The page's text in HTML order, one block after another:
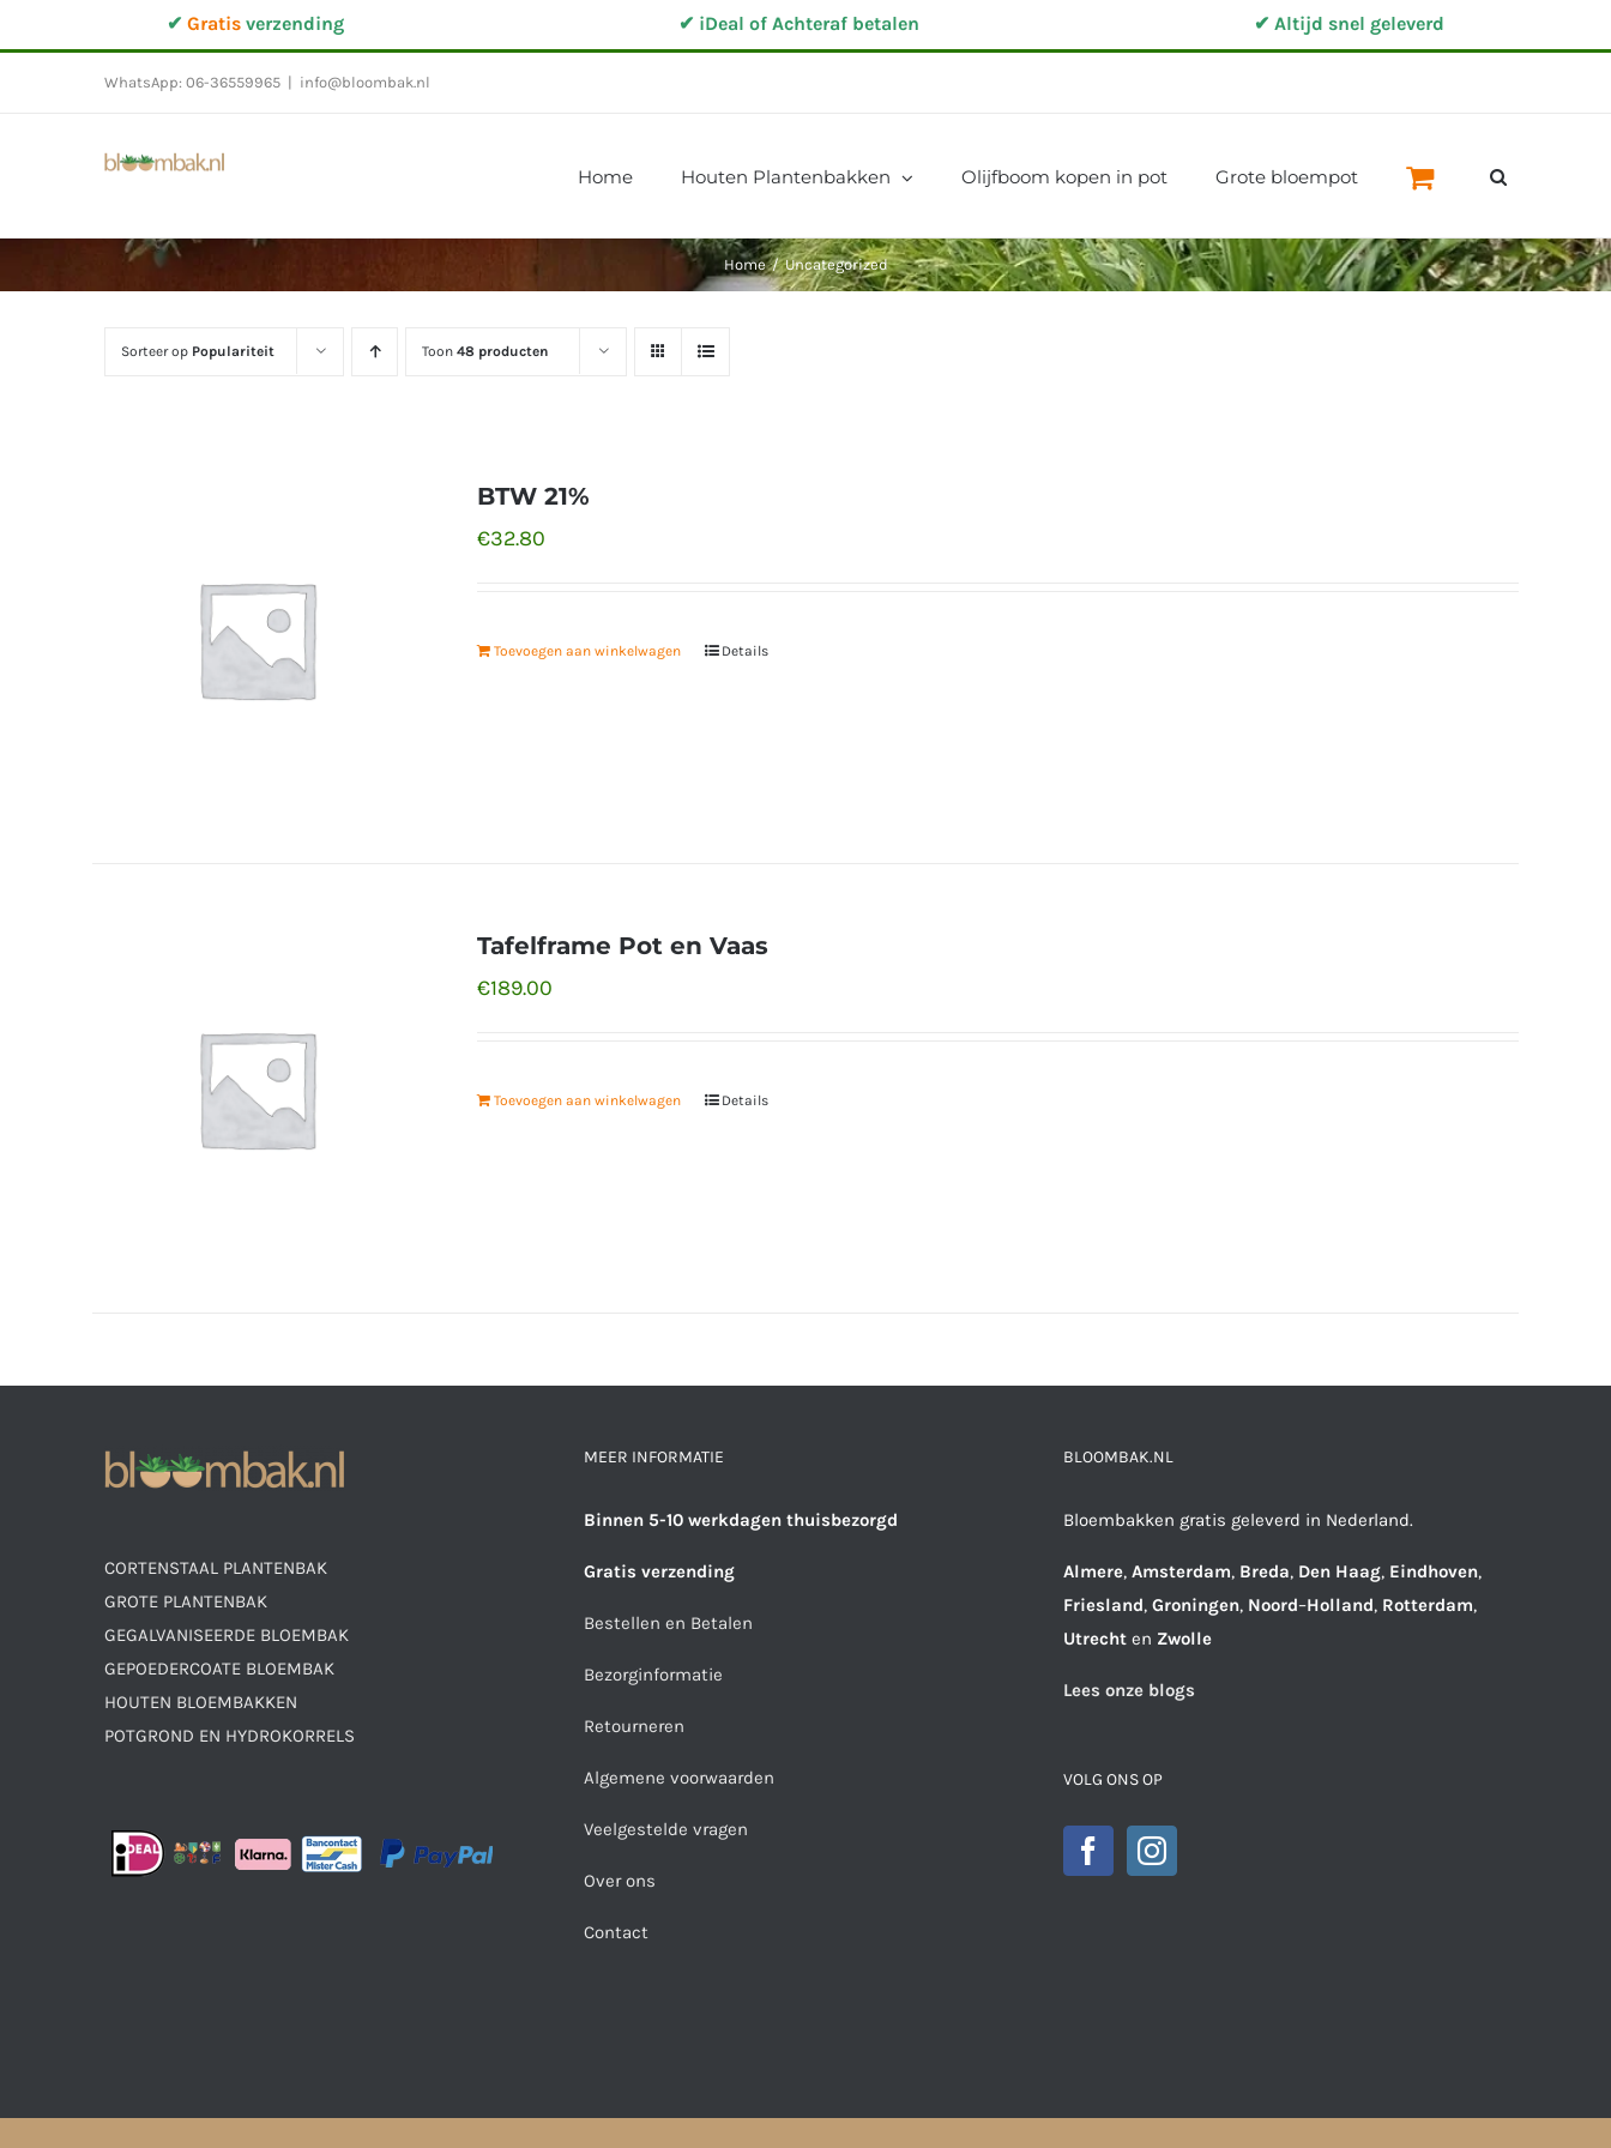
naar
✔Gratisverzending ✔ iDeal of Achteraf betalen ✔ Altijd snel geleverd
WhatsApp: 06-36559965 info@bloombak.nl
Home Houten Plantenbakken Olijfboom kopen in pot Grote bloempot
Home / Uncategorized
Sorteer op Populariteit Toon 48 producten
BTW 21%
€32.80
Toevoegen aan winkelwagen Details
Tafelframe Pot en Vaas
€189.00
Toevoegen aan winkelwagen Details
CORTENSTAAL PLANTENBAK
GROTE PLANTENBAK
GEGALVANISEERDE BLOEMBAK
GEPOEDERCOATE BLOEMBAK
HOUTEN BLOEMBAKKEN
POTGROND EN HYDROKORRELS
MEER INFORMATIE
Binnen 5-10 werkdagen thuisbezorgd
Gratis verzending
Bestellen en Betalen
Bezorginformatie
Retourneren
Algemene voorwaarden
Veelgestelde vragen
Over ons
Contact
BLOOMBAK.NL
Bloembakken gratis geleverd in Nederland.
Almere, Amsterdam, Breda, Den Haag, Eindhoven,
Friesland, Groningen, Noord–Holland, Rotterdam,
Utrecht en Zwolle
Lees onze blogs
VOLG ONS OP